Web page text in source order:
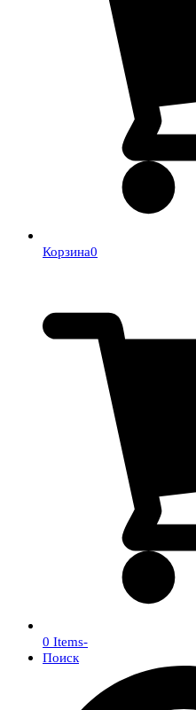
Корзина0
0 Items-
Поиск